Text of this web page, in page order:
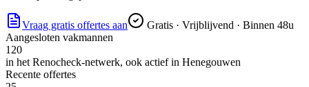
Vraag gratis offertes aan
Gratis · Vrijblijvend · Binnen 48u
Aangesloten vakmannen
120
in het Renocheck-netwerk, ook actief in Henegouwen
Recente offertes